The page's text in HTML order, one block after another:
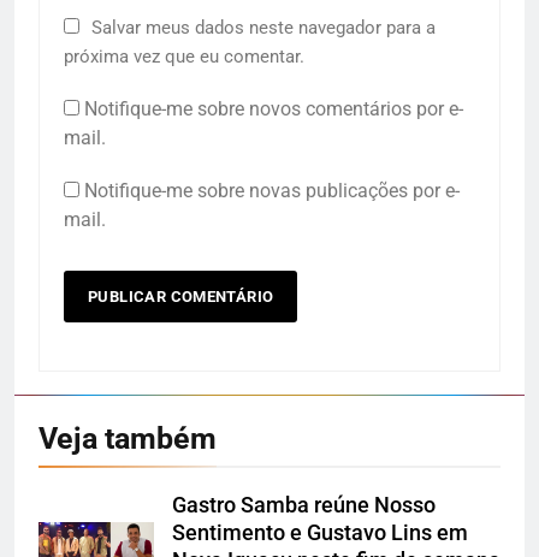
Salvar meus dados neste navegador para a
próxima vez que eu comentar.
Notifique-me sobre novos comentários por e-
mail.
Notifique-me sobre novas publicações por e-
mail.
Veja também
Gastro Samba reúne Nosso
Sentimento e Gustavo Lins em